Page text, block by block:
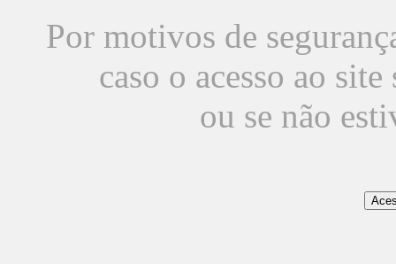
Por motivos de
caso o acesso ao
ou se não